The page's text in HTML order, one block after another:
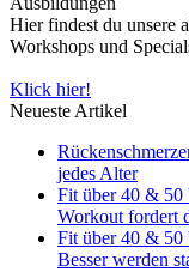
Hier findest du unsere
Workshops und
Klick hier!
Neueste Artikel
jedes Alter
Fit über 40 &
Workout fordert
Fit über 40 & 50
Besser werden